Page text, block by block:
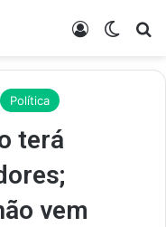
Entrar
Política
terá
vem